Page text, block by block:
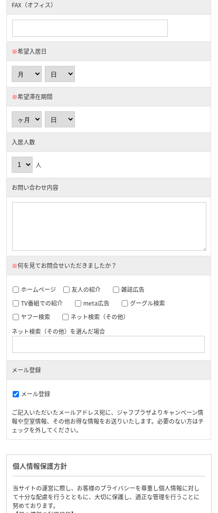
FAX（オフィス）
※希望入居日
※希望滞在期間
入居人数
人
お問い合わせ内容
※何を見てお問合せいただきましたか？
ホームページ 友人の紹介
雑誌広告
TV番組での紹介
meta広告
グーグル検索
ヤフー検索
ネット検索（その他）
ネット検索（その他）を選んだ場合
メール登録
メール登録
ご記入いただいたメールアドレス宛に、ジャフプラザよりキャンペーン情
報や空室情報、その他お得な情報をお送りいたします。必要のない方はチ
ェックを外してください。
個人情報保護方針
当サイトの運営に際し、お客様のプライバシーを尊重し個人情報に対し
て十分な配慮を行うとともに、大切に保護し、適正な管理を行うことに
努めております。